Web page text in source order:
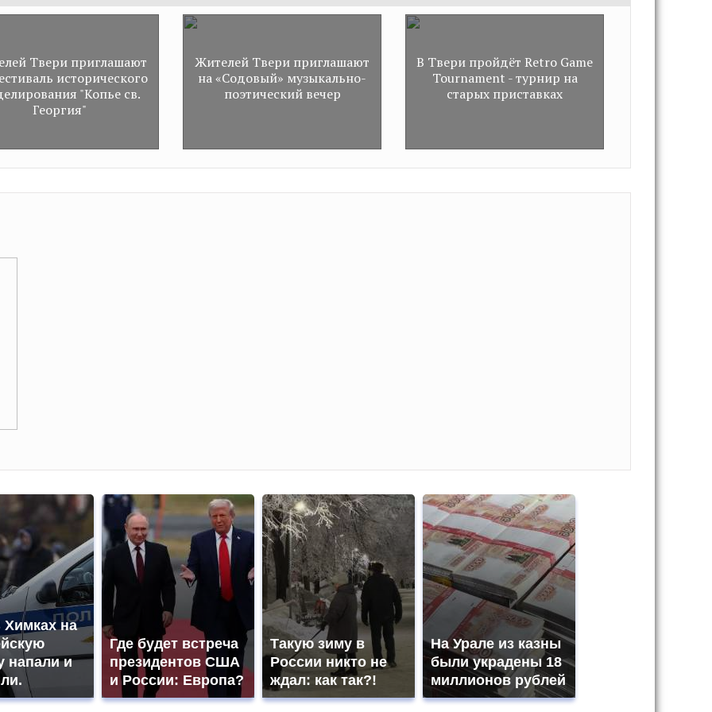
технологическое развитие
Твери приглашают
исторического
"Копье св.
Георгия"
Жителей Твери приглашают
на «Содовый» музыкально-
поэтический вечер
В Твери пройдёт Retro Game
Tournament - турнир на
старых приставках
на
напали и
Где будет встреча
президентов США
и России: Европа?
Такую зиму в
России никто не
ждал: как так?!
На Урале из казны
были украдены 18
миллионов рублей